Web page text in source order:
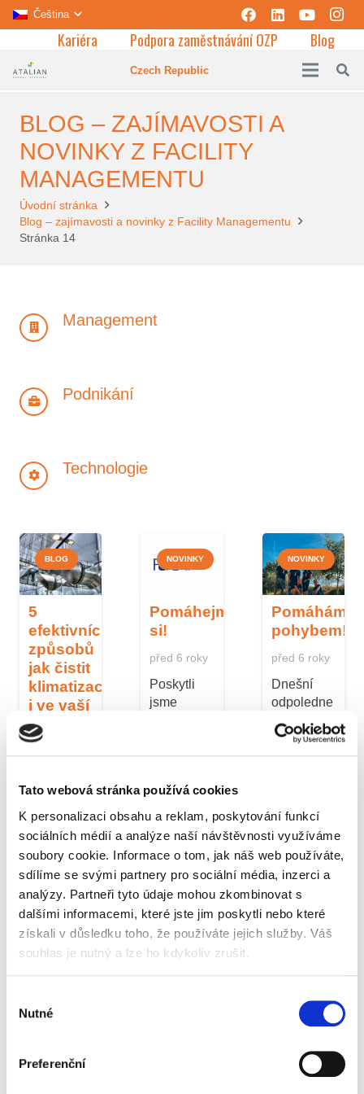
Tato webová stránka používá cookies
K personalizaci obsahu a reklam, poskytování funkcí
sociálních médií a analýze naší návštěvnosti využíváme
soubory cookie. Informace o tom, jak náš web používáte,
sdílíme se svými partnery pro sociální média, inzerci a
analýzy. Partneři tyto údaje mohou zkombinovat s
dalšími informacemi, které jste jim poskytli nebo které
získali v důsledku toho, že používáte jejich služby. Váš
souhlas je nutný a lze ho kdykoliv zrušit.
souhlasu
Nutné
Preferenční
Čeština
Kariéra Podpora zaměstnávání OZP Blog
Czech Republic
BLOG – ZAJÍMAVOSTI A
NOVINKY Z FACILITY
MANAGEMENTU
Úvodní stránka
Blog – zajímavosti a novinky z Facility Managementu
Stránka 14
Management
Podnikání
Technologie
BLOG
5
efektivních
způsobů
jak čistit
klimatizaci
i ve vaší
firmě
je
neoddělitelnou
součástí
téměř
všech
kancelářských
a firemních
prostor.
Víte, jak se
starat a
NOVINKY
Pomáhejme
si!
před 6 roky
Poskytli
jsme
se minulý
dozvěděli,
(Fond
Ohrožených
Dětí) chybí
v tomto
těžkém
období…
NOVINKY
Pomáháme
pohybem!
před 6 roky
Dnešní
odpoledne
jsme
pomáhali
pohybem
několik
kilometrů
na
podporu
charitativní
akce
HÝBEJTE